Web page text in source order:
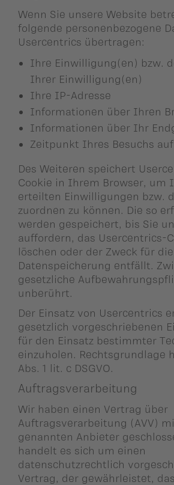
Wenn Sie unsere Website
folgende personenbezogene
Usercentrics übertragen:
Ihre Einwilligung(en) bzw.
Ihrer Einwilligung(en)
Ihre IP-Adresse
Informationen über Ihren
Informationen über Ihr
Zeitpunkt Ihres Besuchs
Des Weiteren speichert
Cookie in Ihrem Browser, um
erteilten Einwilligungen bzw.
zuordnen zu können. Die so
werden gespeichert, bis Sie
auffordern, das Usercentrics-
löschen oder der Zweck für die
Datenspeicherung entfällt.
gesetzliche
unberührt.
Der Einsatz von Usercentrics
gesetzlich vorgeschriebenen
für den Einsatz bestimmter
einzuholen. Rechtsgrundlage
Abs. 1 lit. c DSGVO.
Auftragsverarbeitung
Wir haben einen Vertrag über
Auftragsverarbeitung (AVV)
genannten Anbieter
handelt es sich um einen
datenschutzrechtlich
Vertrag, der gewährleistet,